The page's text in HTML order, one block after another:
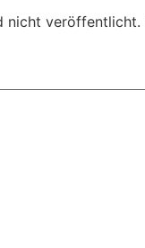
nicht veröffentlicht.